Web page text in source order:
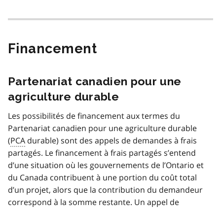
Financement
Partenariat canadien pour une
agriculture durable
Les possibilités de financement aux termes du
Partenariat canadien pour une agriculture durable
(PCA durable) sont des appels de demandes à frais
partagés. Le financement à frais partagés s’entend
d’une situation où les gouvernements de l’Ontario et
du Canada contribuent à une portion du coût total
d’un projet, alors que la contribution du demandeur
correspond à la somme restante. Un appel de